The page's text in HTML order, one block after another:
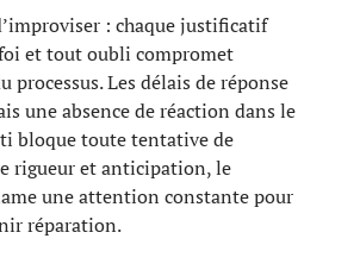
: chaque justificatif
et tout oubli compromet
processus. Les délais de réponse
une absence de réaction dans le
bloque toute tentative de
rigueur et anticipation, le
une attention constante pour
réparation.